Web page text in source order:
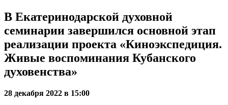
В Екатеринодарской духовной
семинарии завершился основной этап
реализации проекта «Киноэкспедиция.
Живые воспоминания Кубанского
духовенства»
28 декабря 2022 в 15:00